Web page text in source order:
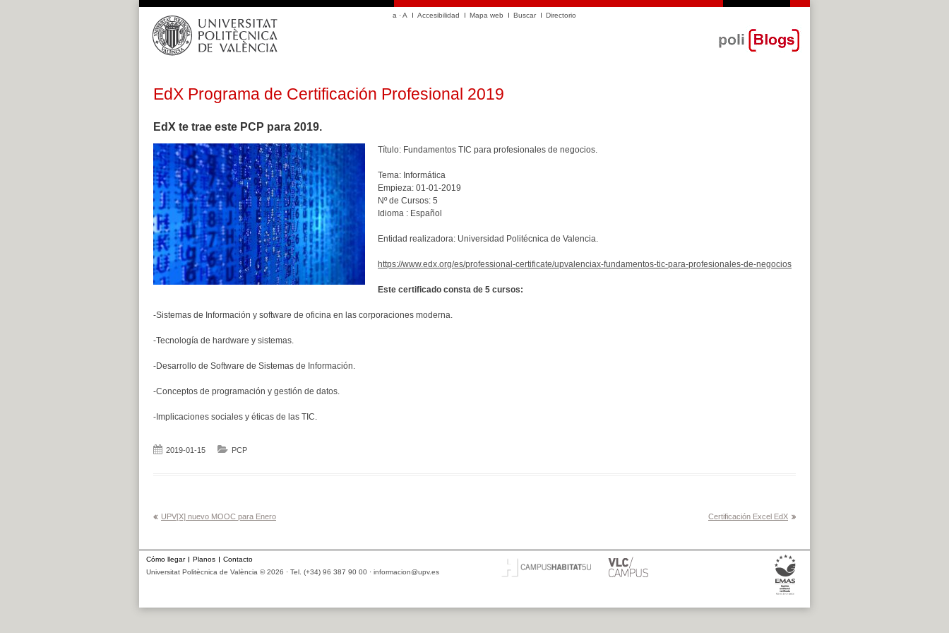
Saltar
contenido
a ·A Accesibilidad Mapa web Buscar Directorio
EdX Programa de Certificación Profesional 2019
EdX te trae este PCP para 2019.
Título: Fundamentos TIC para profesionales de negocios.
Tema: Informática
Empieza: 01-01-2019
Nº de Cursos: 5
Idioma : Español
Entidad realizadora: Universidad Politécnica de Valencia.
https://www.edx.org/es/professional-certificate/upvalenciax-fundamentos-tic-para-profesionales-de-negocios
Este certificado consta de 5 cursos:
-Sistemas de Información y software de oficina en las corporaciones moderna.
-Tecnología de hardware y sistemas.
-Desarrollo de Software de Sistemas de Información.
-Conceptos de programación y gestión de datos.
-Implicaciones sociales y éticas de las TIC.
2019-01-15 PCP
Navegación
entradas
UPV[X] nuevo MOOC para Enero Certificación Excel EdX
Cómo llegar Planos
Contacto
Universitat Politècnica de València © 2026 · Tel. (+34) 96 387 90 00 · informacion@upv.es